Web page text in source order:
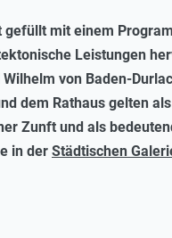
mit einem
Leistungen
von Baden-
dem Rathaus gelten
Zunft und als
in der Städtischen